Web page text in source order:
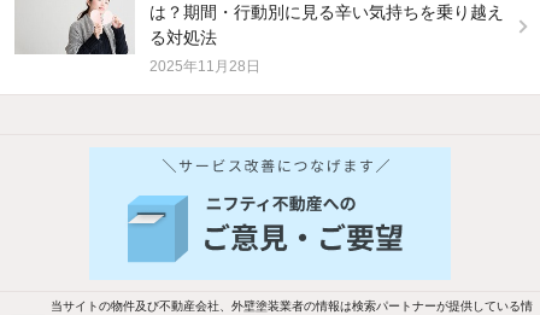
は？期間・行動別に見る辛い気持ちを乗り越え
る対処法
2025年11月28日
他の人はこんな条件で絞り込んでいます！
バス・トイレ別 2階以上
駐車場あり ペット相談
当サイトの物件及び不動産会社、外壁塗装業者の情報は検索パートナーが提供している情